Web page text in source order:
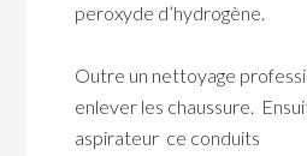
peroxyde d’hydrogène.
Outre un nettoyage
enlever les chaussure.
aspirateur ce conduits